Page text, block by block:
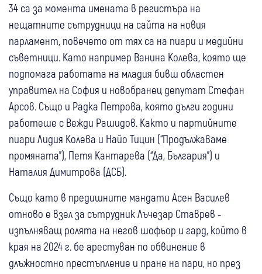
34 са за момента имената в регистъра на
нещатните сътрудници на сайта на новия
парламент, повечето от тях са на пиари и медийни
съветници. Като например Ванина Колева, която ще
подпомага работата на младия бивш областен
управител на София и новобранец депутат Стефан
Арсов. Също и Радка Петрова, която дълги години
работеше с Вежди Рашидов. Както и партийните
пиари Лидия Колева и Найо Тицин (“Продължаваме
промяната”), Петя Кантарева (“Да, България”) и
Наталия Димитрова (ДСБ).
Също като в предишните мандати Асен Василев
отново е взел за сътрудник Лъчезар Ставрев -
изпълняващ ролята на негов шофьор и гард, който в
края на 2024 г. бе арестуван по обвинение в
длъжностно престъпление и пране на пари, но през